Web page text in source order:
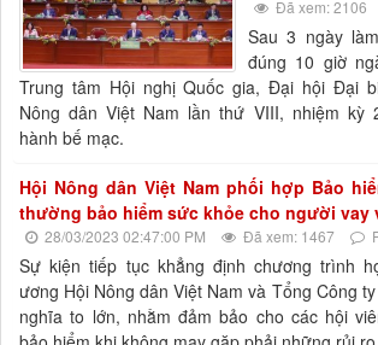
Đã xem: 2106
Sau 3 ngày
đúng 10 giờ
Trung tâm Hội nghị Quốc gia, Đại hội Đại
Nông dân Việt Nam lần thứ VIII, nhiệm kỳ
hành bế mạc.
Hội Nông dân Việt Nam phối hợp Bảo
thường bảo hiểm sức khỏe cho người vay
28/03/2023 02:47:00 PM Đã xem: 1467
Sự kiện tiếp tục khẳng định chương trình
ương Hội Nông dân Việt Nam và Tổng Công
nghĩa to lớn, nhằm đảm bảo cho các hội